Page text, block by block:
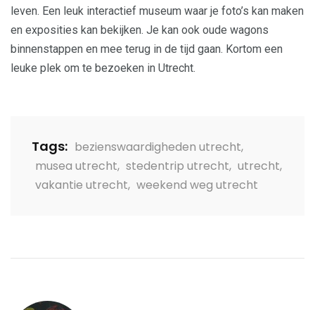
leven. Een leuk interactief museum waar je foto’s kan maken
en exposities kan bekijken. Je kan ook oude wagons
binnenstappen en mee terug in de tijd gaan. Kortom een
leuke plek om te bezoeken in Utrecht.
Tags: bezienswaardigheden utrecht,
musea utrecht, stedentrip utrecht, utrecht,
vakantie utrecht, weekend weg utrecht